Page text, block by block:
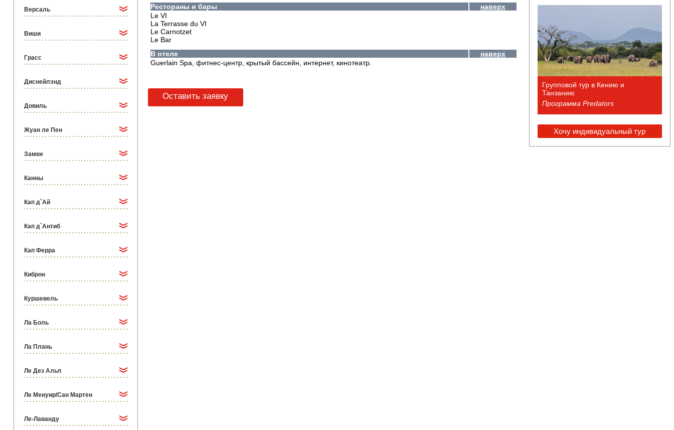
Версаль
Виши
Грасс
Диснейлэнд
Довиль
Жуан ле Пен
Замки
Канны
Кап д`Ай
Кап д`Антиб
Кап Ферра
Киброн
Куршевель
Ла Боль
Ла Плань
Ле Дез Альп
Ле Менуир/Сан Мартен
Ле-Лаванду
Рестораны и бары
наверх
Le VI
La Terrasse du VI
Le Carnotzet
Le Bar
В отеле
наверх
Guerlain Spa, фитнес-центр, крытый бассейн, интернет, кинотеатр.
Оставить заявку
Групповой тур в Кению и
Танзанию
Программа Predators
Хочу индивидуальный тур